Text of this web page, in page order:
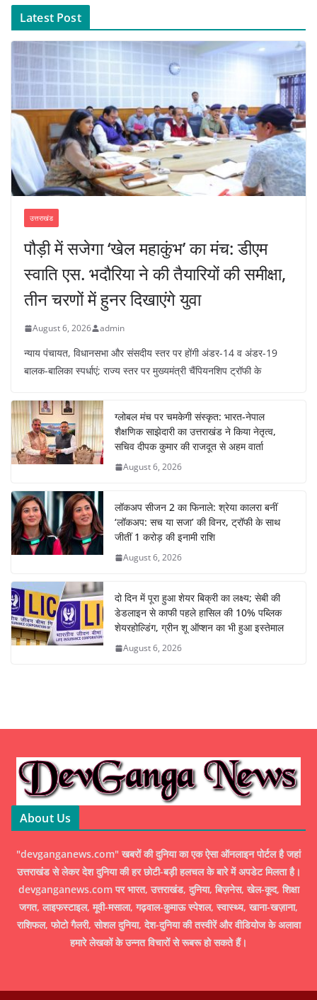
Latest Post
उत्तराखंड
पौड़ी में सजेगा ‘खेल महाकुंभ’ का मंच: डीएम
स्वाति एस. भदौरिया ने की तैयारियों की समीक्षा,
तीन चरणों में हुनर दिखाएंगे युवा
August 6, 2026 admin
न्याय पंचायत, विधानसभा और संसदीय स्तर पर होंगी अंडर-14 व अंडर-19
बालक-बालिका स्पर्धाएं; राज्य स्तर पर मुख्यमंत्री चैंपियनशिप ट्रॉफी के
ग्लोबल मंच पर चमकेगी संस्कृत: भारत-नेपाल
शैक्षणिक साझेदारी का उत्तराखंड ने किया नेतृत्व,
सचिव दीपक कुमार की राजदूत से अहम वार्ता
August 6, 2026
लॉकअप सीजन 2 का फिनाले: श्रेया कालरा बनीं
‘लॉकअप: सच या सजा’ की विनर, ट्रॉफी के साथ
जीतीं 1 करोड़ की इनामी राशि
August 6, 2026
दो दिन में पूरा हुआ शेयर बिक्री का लक्ष्य; सेबी की
डेडलाइन से काफी पहले हासिल की 10% पब्लिक
शेयरहोल्डिंग, ग्रीन शू ऑप्शन का भी हुआ इस्तेमाल
August 6, 2026
About Us
"devganganews.com" खबरों की दुनिया का एक ऐसा ऑनलाइन पोर्टल है जहां
उत्तराखंड से लेकर देश दुनिया की हर छोटी-बड़ी हलचल के बारे में अपडेट मिलता है।
devganganews.com पर भारत, उत्तराखंड, दुनिया, बिज़नेस, खेल-कूद, शिक्षा
जगत, लाइफस्टाइल, मूवी-मसाला, गढ़वाल-कुमाऊ स्पेशल, स्वास्थ्य, खाना-खज़ाना,
राशिफल, फोटो गैलरी, सोशल दुनिया, देश-दुनिया की तस्वीरें और वीडियोज के अलावा
हमारे लेखकों के उन्नत विचारों से रूबरू हो सकते हैं।